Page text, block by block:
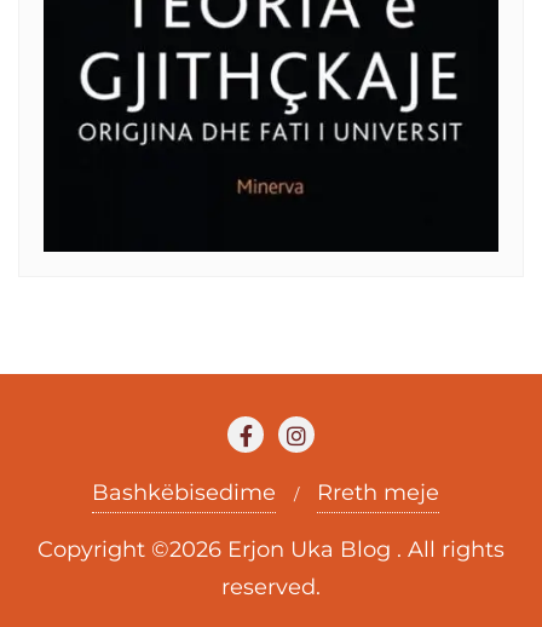
Bashkëbisedime Rreth meje
Copyright ©2026 Erjon Uka Blog . All rights
reserved.